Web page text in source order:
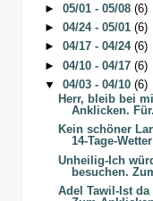
► 05/01 - 05/08 (6)
► 04/24 - 05/01 (6)
► 04/17 - 04/24 (6)
► 04/10 - 04/17 (6)
▼ 04/03 - 04/10 (6)
Herr, bleib bei
Anklicken.
Kein schöner
14-Tage-
Unheilig-Ich
besuchen.
Adel Tawil-Ist